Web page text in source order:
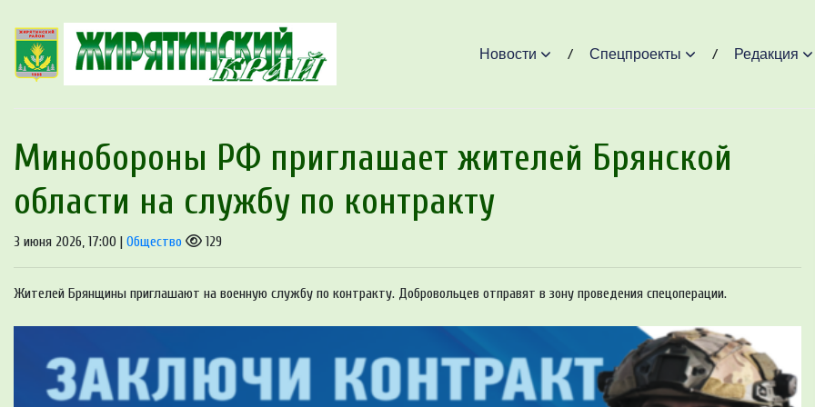
Новости Спецпроекты Редакция
Минобoроны РФ приглaшaет житeлeй Брянской
oбласти на службу пo контракту
3 июня 2026, 17:00 | Общество 129
Жителей Брянщины приглашают на военную службу по контракту. Добровольцев отправят в зону проведения спецоперации.